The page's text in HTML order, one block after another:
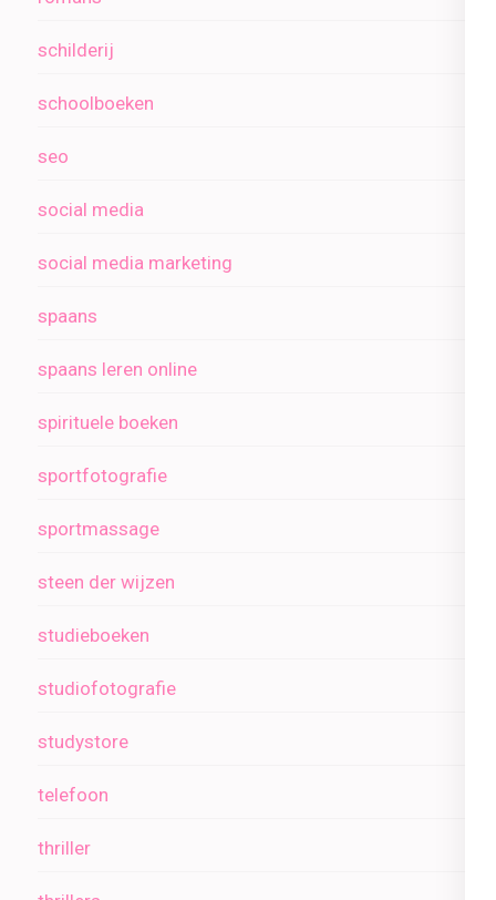
schilderij
schoolboeken
seo
social media
social media marketing
spaans
spaans leren online
spirituele boeken
sportfotografie
sportmassage
steen der wijzen
studieboeken
studiofotografie
studystore
telefoon
thriller